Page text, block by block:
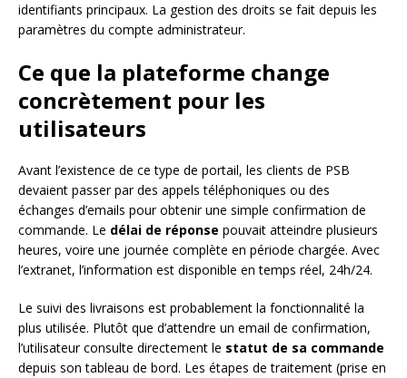
identifiants principaux. La gestion des droits se fait depuis les
paramètres du compte administrateur.
Ce que la plateforme change
concrètement pour les
utilisateurs
Avant l’existence de ce type de portail, les clients de PSB
devaient passer par des appels téléphoniques ou des
échanges d’emails pour obtenir une simple confirmation de
commande. Le délai de réponse pouvait atteindre plusieurs
heures, voire une journée complète en période chargée. Avec
l’extranet, l’information est disponible en temps réel, 24h/24.
Le suivi des livraisons est probablement la fonctionnalité la
plus utilisée. Plutôt que d’attendre un email de confirmation,
l’utilisateur consulte directement le statut de sa commande
depuis son tableau de bord. Les étapes de traitement (prise en